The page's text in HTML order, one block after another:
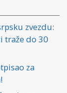
zvezdu:
traže do 30
za